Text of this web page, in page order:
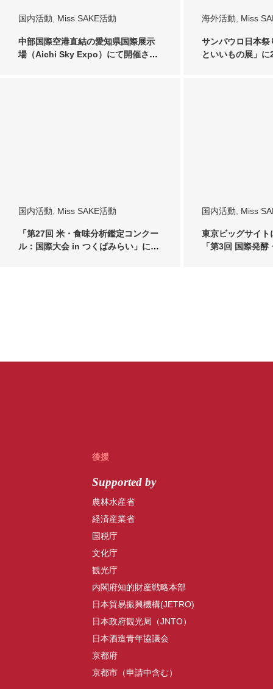
国内活動 Miss SAKE活動
中部国際空港直結の愛知県国際展示
場（Aichi Sky Expo）にて開催され
海外活動 Miss
サンパウロ日本
といいもの展」
国内活動 Miss SAKE活動
「第27回 米・食味分析鑑定コンクー
ル：国際大会 in つくばみらい」に参
国内活動 Miss
東京ビッグサイト
「第3回 国際発
後援
Supported by
農林水産省
経済産業省
国税庁
文化庁
観光庁
内閣府知的財産戦略本部
日本貿易振興機構(JETRO)
日本政府観光局（JNTO）
日本酒造青年協議会
京都府
京都市（申請中含む）